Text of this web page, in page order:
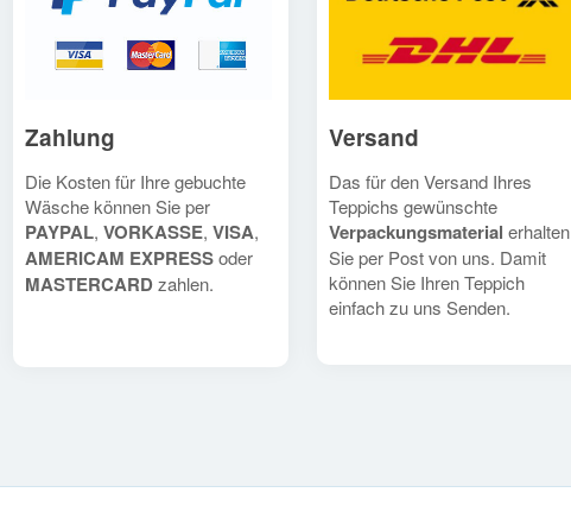
Zahlung
Die Kosten für Ihre gebuchte
Wäsche können Sie per
PAYPAL, VORKASSE, VISA,
AMERICAM EXPRESSoder
MASTERCARDzahlen.
Versand
Das für den Versand Ihres
Teppichs gewünschte
Verpackungsmaterial erhalten
Sie per Post von uns. Damit
können Sie Ihren Teppich
einfach zu uns Senden.